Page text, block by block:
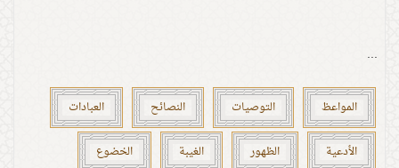
...
المواعظ التوصيات النصائح العبادات
الأدعية الظهور الغيبة الخضوع